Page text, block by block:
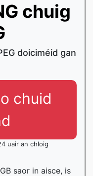
chuig
doiciméid gan
chuid
uair an chloig
saor in aisce, is